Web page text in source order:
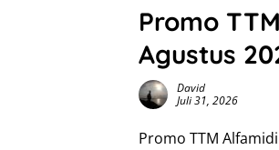
Promo
Agustus
David
Juli 31, 2026
Promo TTM